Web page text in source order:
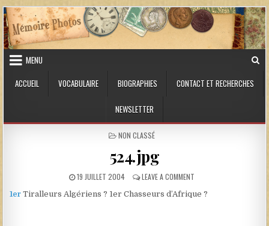
Skip to content
MENU
ACCUEIL
VOCABULAIRE BIOGRAPHIES CONTACT ET RECHERCHES
NEWSLETTER
POSTED IN
NON CLASSÉ
524.jpg
PUBLISHED DATE:
19 JUILLET 2004 LEAVE A COMMENTON 524.JPG
1er Tiralleurs Algériens ? 1er Chasseurs d’Afrique ?